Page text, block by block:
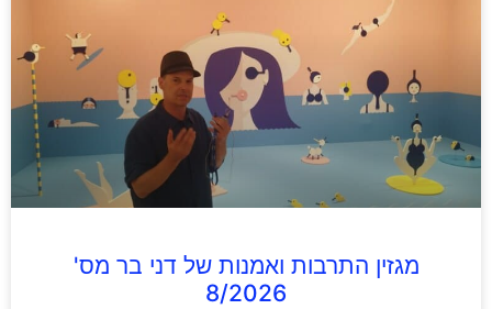
מגזין התרבות ואמנות של דני בר מס'
8/2026